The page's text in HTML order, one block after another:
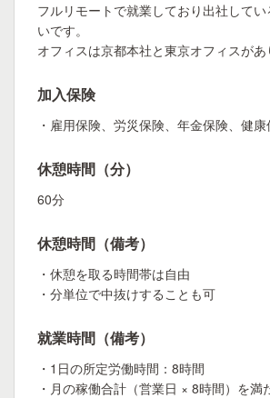
フルリモートで就業しており出社して
いです。
オフィスは京都本社と東京オフィスがあ
加入保険
・雇用保険、労災保険、年金保険、健
休憩時間（分）
60分
休憩時間（備考）
・休憩を取る時間帯は自由
・分単位で中抜けすることも可
就業時間（備考）
・1日の所定労働時間：8時間
・月の稼働合計（営業日 × 8時間）を満